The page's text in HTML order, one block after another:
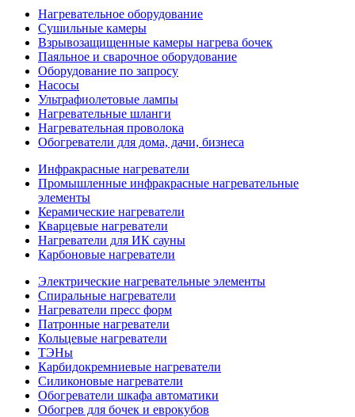
Нагревательное оборудование
Сушильные камеры
Взрывозащищенные камеры нагрева бочек
Паяльное и сварочное оборудование
Оборудование по запросу
Насосы
Ультрафиолетовые лампы
Нагревательные шланги
Нагревательная проволока
Обогреватели для дома, дачи, бизнеса
Инфракрасные нагреватели
Промышленные инфракрасные нагревательные
элементы
Керамические нагреватели
Кварцевые нагреватели
Нагреватели для ИК сауны
Карбоновые нагреватели
Электрические нагревательные элементы
Спиральные нагреватели
Нагреватели пресс форм
Патронные нагреватели
Кольцевые нагреватели
ТЭНы
Карбидокремниевые нагреватели
Силиконовые нагреватели
Обогреватели шкафа автоматики
Обогрев для бочек и еврокубов